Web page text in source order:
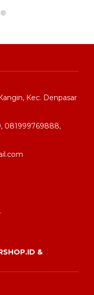
Kec. Denpasar
081999769888,
&